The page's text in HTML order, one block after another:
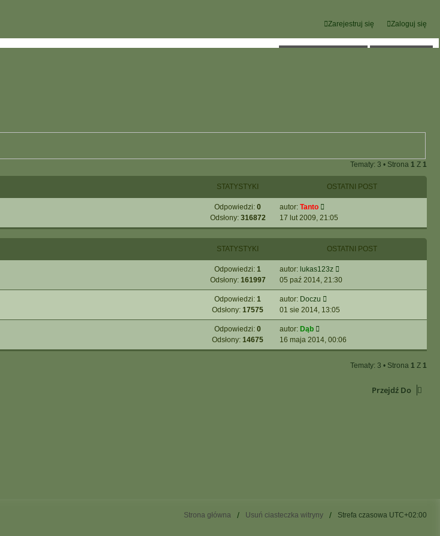
Zaloguj się
Zarejestruj się
Tematy: 3 • Strona 1 Z 1
STATYSTYKI OSTATNI POST
Odpowiedzi: 0
Odsłony: 316872
autor: Tanto
17 lut 2009, 21:05
STATYSTYKI OSTATNI POST
Odpowiedzi: 1
Odsłony: 161997
autor: lukas123z
05 paź 2014, 21:30
Odpowiedzi: 1
Odsłony: 17575
autor: Doczu
01 sie 2014, 13:05
Odpowiedzi: 0
Odsłony: 14675
autor: Dąb
16 maja 2014, 00:06
Tematy: 3 • Strona 1 Z 1
Przejdź Do
Strona główna Usuń ciasteczka witryny Strefa czasowa UTC+02:00